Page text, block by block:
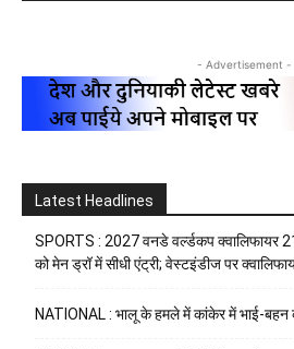
- Advertisement -
Latest Headlines
SPORTS : 2027 वनडे वर्ल्डकप क्वालिफायर
को मेन ड्रॉ में सीधी एंट्री; वेस्टइंडीज पर
NATIONAL : भालू के हमले में कांकेर में भाई-बहन